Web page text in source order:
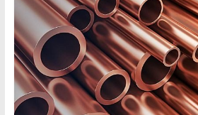
de
Chatarra
Directorio